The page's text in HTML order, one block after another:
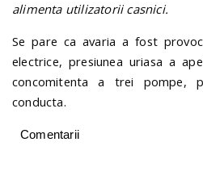
alimenta utilizatorii casnici.
Se pare ca avaria a fost
electrice, presiunea uriasa a
concomitenta a trei pompe,
conducta.
Comentarii